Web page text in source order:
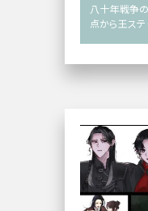
八十年戦争
点から王ステ